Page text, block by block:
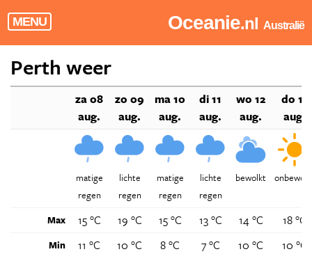
MENU Oceanie.nl Australië
Perth weer
za 08
aug.
zo 09
aug.
ma 10
aug.
di 11
aug.
wo 12
aug.
do 13
aug.
matige
regen
lichte
regen
matige
regen
lichte
regen
bewolkt
Max 15 °C 19 °C 15 °C 13 °C 14 °C 18 °C
Min 11 °C 10 °C 8 °C 7 °C 10 °C 10 °C